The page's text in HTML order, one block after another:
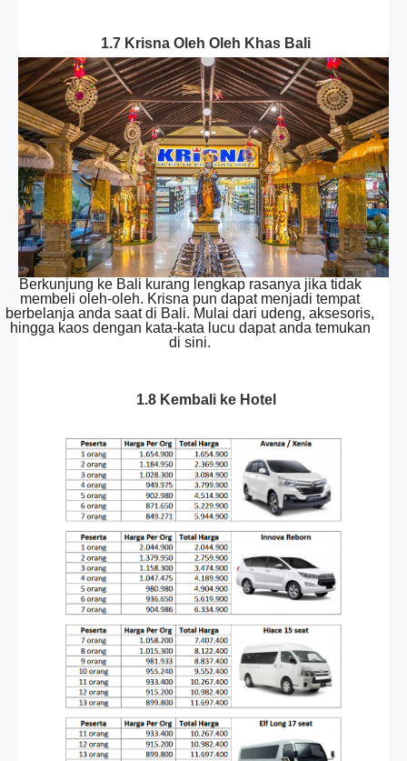
1.7 Krisna Oleh Oleh Khas Bali
Berkunjung ke Bali kurang lengkap rasanya jika tidak
membeli oleh-oleh. Krisna pun dapat menjadi tempat
berbelanja anda saat di Bali. Mulai dari udeng, aksesoris,
hingga kaos dengan kata-kata lucu dapat anda temukan
di sini.
1.8 Kembali ke Hotel